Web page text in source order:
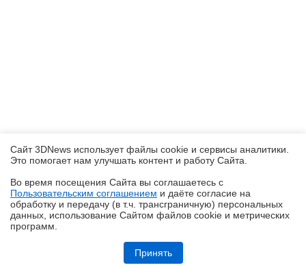
Обзор планшета HUAWEI MatePad Pro Max: на все деньги
Сайт 3DNews использует файлы cookie и сервисы аналитики.
Это помогает нам улучшать контент и работу Cайта.
Во время посещения Cайта вы соглашаетесь с
Пользовательским соглашением и даёте согласие на
обработку и передачу (в т.ч. трансграничную) персональных
данных, использование Cайтом файлов cookie и метрических
программ.
Принять